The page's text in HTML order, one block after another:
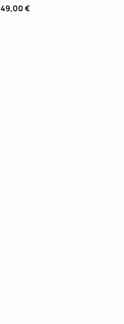
49,00 €